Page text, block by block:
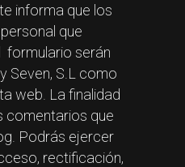
informa que los
que
formulario serán
Seven, S.L como
web. La finalidad
comentarios que
Podrás ejercer
rectificación,